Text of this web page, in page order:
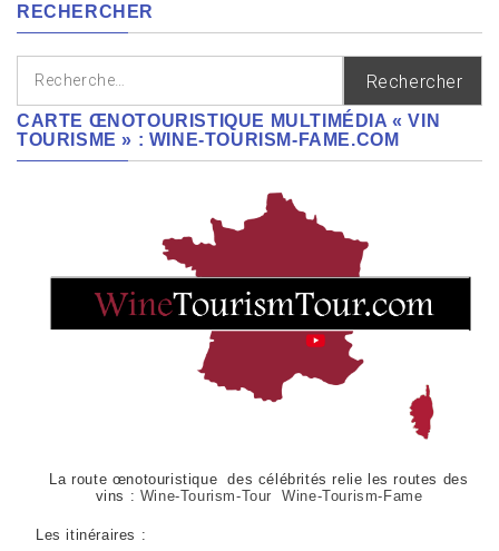
RECHERCHER
Rechercher :
CARTE ŒNOTOURISTIQUE MULTIMÉDIA « VIN
TOURISME » : WINE-TOURISM-FAME.COM
La route œnotouristique des célébrités relie les routes des
vins : Wine-Tourism-Tour Wine-Tourism-Fame
Les itinéraires :